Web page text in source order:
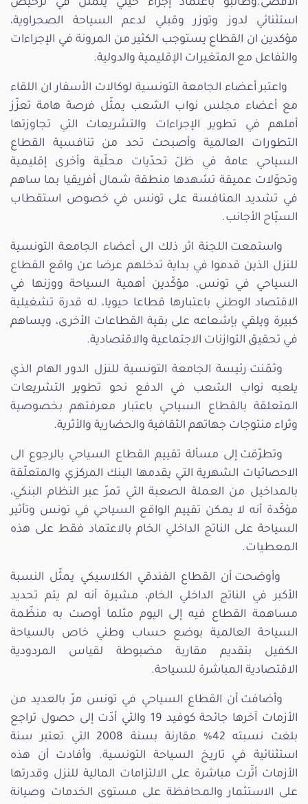
الأقصى.وطالبو باعتماد إجراء حيني يتمثل في ترخيص
استثنائي لدوز وتوزر وقبلي لدعم السياحة الصحراوية،
مؤكدين ان القطاع يستوجب الكثير من المرونة في الإجراءات
والتفاعل مع المتغيرات الإقليمية والدولية.
واعتبر أعضاء الجامعة التونسية لوكالات الأسفار ان اللقاء
مع أعضاء مجلس نواب الشعب يمثّل فرصة هامة تعزّز
أملهم في تطوير الإجراءات والتشريعات التي تجاوزتها
التطورات العالمية وأصبحت تحد من تنافسية القطاع
السياحي عامة في ظلّ تحدّيات محلّية وأخرى إقليمية
وتحوّلات عميقة تشهدها منطقة شمال أفريقيا بما ساهم
في تشديد المنافسة على تونس في خصوص استقطاب
السيّاح الأجانب.
واستمعت اللجنة اثر ذلك الى أعضاء الجامعة التونسية
للنزل الذين قدموا في بداية تدخلهم عرضا عن واقع القطاع
السياحي في تونس، مؤكّدين أهمية السياحة ووزنها في
الاقتصاد الوطني باعتبارها قطاعا حيويا، له قدرة تشغيلية
كبيرة ويلقي بإشعاعه على بقية القطاعات الأخرى، ويساهم
في تحقيق التوازنات الاجتماعية والاقتصادية.
وثمّنت رئيسة الجامعة التونسية للنزل الدور الهام الذي
يلعبه نواب الشعب في الدفع نحو تطوير التشريعات
المتعلقة بالقطاع السياحي باعتبار معرفتهم بخصوصية
وثراء منتوجات جهاتهم الثقافية والحضارية والأثرية.
وتطرّقت إلى مسألة تقييم القطاع السياحي بالرجوع الى
الاحصائيات الشهرية التي يقدمها البنك المركزي والمتعلّقة
بالمداخيل من العملة الصعبة التي تمرّ عبر النظام البنكي،
مؤكّدة أنه لا يمكن تقييم الواقع السياحي في تونس وتأثير
السياحة على الناتج الداخلي الخام بالاعتماد فقط على هذه
المعطيات.
وأوضحت أن القطاع الفندقي الكلاسيكي يمثّل النسبة
الأكبر في الناتج الداخلي الخام، مشيرة أنه لم يتم تحديد
مساهمة القطاع فيه إلى اليوم مثلما أوصت به منظّمة
السياحة العالمية بوضع حساب وطني خاص بالسياحة
الكفيل بتقديم مقاربة مضبوطة لقياس المردودية
الاقتصادية المباشرة للسياحة.
وأضافت أن القطاع السياحي في تونس مرّ بالعديد من
الأزمات آخرها جائحة كوفيد 19 والتي أدّت إلى حصول تراجع
بلغت نسبته 42% مقارنة بسنة 2008 التي تعتبر سنة
استثنائية في تاريخ السياحة التونسية. وأفادت أن هذه
الأزمات أثّرت مباشرة على الالتزامات المالية للنزل وقدرتها
على الاستثمار والمحافظة على مستوى الخدمات وصيانة